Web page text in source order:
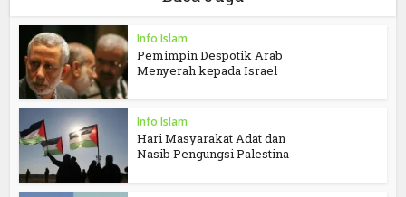
Info Islam
Pemimpin Despotik Arab
Menyerah kepada Israel
Info Islam
Hari Masyarakat Adat dan
Nasib Pengungsi Palestina